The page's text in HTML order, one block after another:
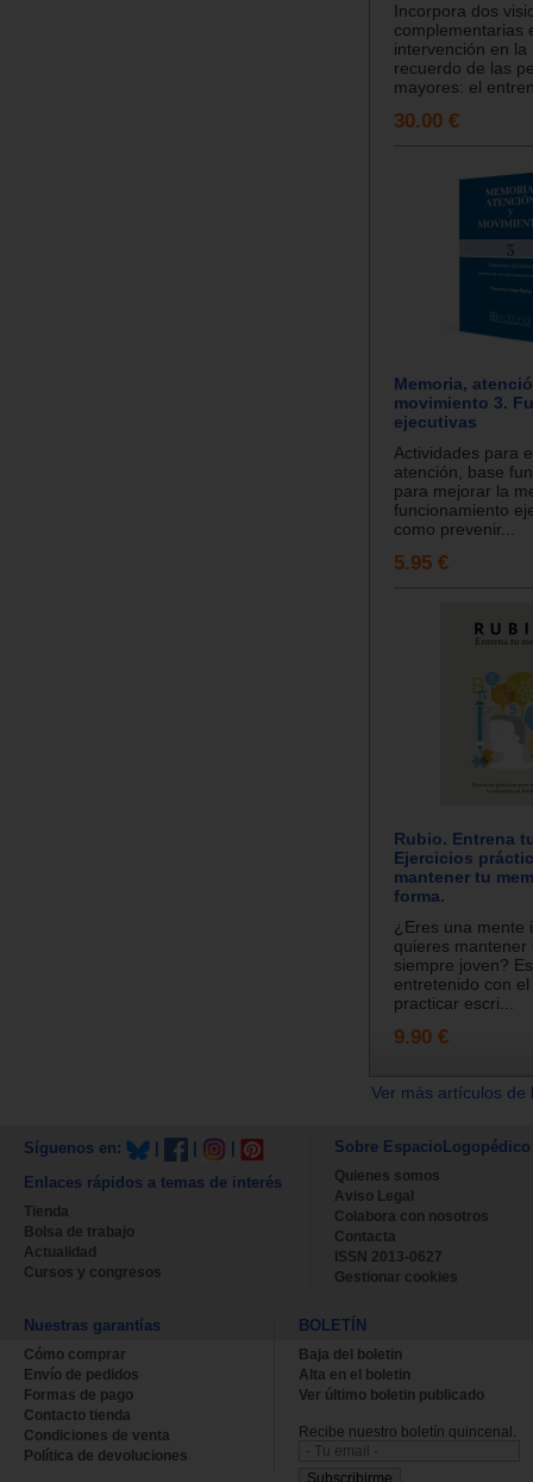
Incorpora dos
complementarias
intervención en la
recuerdo de las
mayores: el
30.00 €
Memoria,
movimiento 3.
ejecutivas
Actividades para
atención, base
para mejorar la
funcionamiento
como prevenir...
5.95 €
Rubio. Entrena
Ejercicios
mantener tu
forma.
¿Eres una mente
quieres mantener
siempre joven?
entretenido con
practicar escri...
9.90 €
Ver más artículos
Síguenos en:
Enlaces rápidos a temas de interés
Tienda
Bolsa de trabajo
Actualidad
Cursos y congresos
Sobre EspacioLogopédico
Quienes somos
Aviso Legal
Colabora con nosotros
Contacta
ISSN 2013-0627
Gestionar cookies
Nuestras garantías
Cómo comprar
Envío de pedidos
Formas de pago
Contacto tienda
Condiciones de venta
Política de devoluciones
BOLETÍN
Baja del boletin
Alta en el boletin
Ver último boletin publicado
Recibe nuestro boletín quincenal.